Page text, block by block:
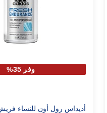
وفر 35%